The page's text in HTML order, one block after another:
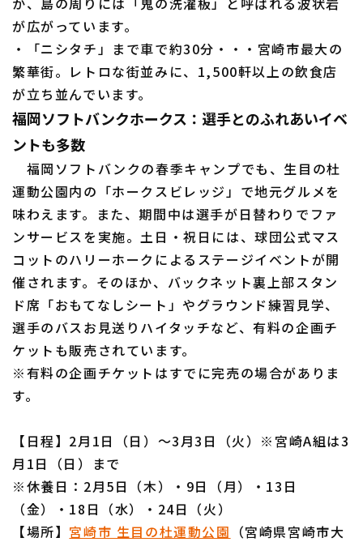
が広がっています。
・「ニシタチ」まで車で約30分・・・宮崎市最大の
繁華街。レトロな街並みに、1,500軒以上の飲食店
が立ち並んでいます。
福岡ソフトバンクホークス：選手とのふれあいイベ
ントも多数
福岡ソフトバンクの春季キャンプでも、生目の杜
運動公園内の「ホークスビレッジ」で地元グルメを
味わえます。また、期間中は選手が日替わりでファ
ンサービスを実施。土日・祝日には、球団公式マス
コットのハリーホークによるステージイベントが開
催されます。そのほか、バックネット裏上部スタン
ド席「おもてなしシート」やグラウンド練習見学、
選手のバスお見送りハイタッチなど、有料の企画チ
ケットも販売されています。
※有料の企画チケットはすでに完売の場合がありま
す。
【日程】2月1日（日）～3月3日（火）※宮崎A組は3
月1日（日）まで
※休養日：2月5日（木）・9日（月）・13日
（金）・18日（水）・24日（火）
【場所】 宮崎市 生目の杜運動公園 （宮崎県宮崎市大